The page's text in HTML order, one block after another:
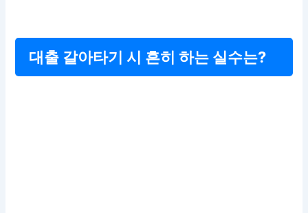
대출 갈아타기 시 흔히 하는 실수는?